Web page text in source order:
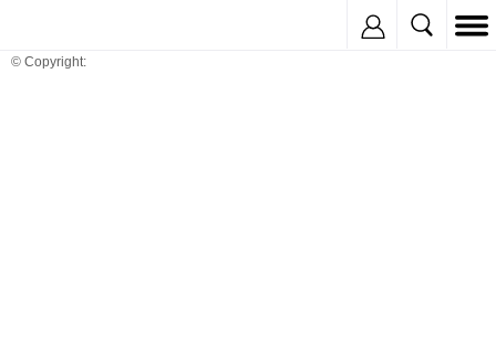
© Copyright: